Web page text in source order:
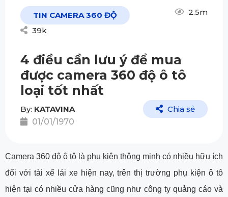
TIN CAMERA 360 ĐỘ
2.5m
39k
4 điều cần lưu ý để mua
được camera 360 độ ô tô
loại tốt nhất
By: KATAVINA
01/01/1970
Chia sẻ
Camera 360 độ ô tô là phụ kiện thông minh có nhiều hữu ích
đối với tài xế lái xe hiện nay, trên thị trường phụ kiện ô tô
hiện tại có nhiều cửa hàng cũng như công ty quảng cáo và